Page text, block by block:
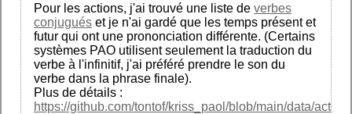
Pour les actions, j'ai trouvé une liste de verbes
conjugués et je n'ai gardé que les temps présent et
futur qui ont une prononciation différente. (Certains
systèmes PAO utilisent seulement la traduction du
verbe à l'infinitif, j'ai préféré prendre le son du
verbe dans la phrase finale).
Plus de détails :
https://github.com/tontof/kriss_paol/blob/main/data/